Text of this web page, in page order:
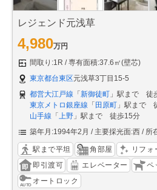
レジェンド元浅草
4,980万円
間取り:1R
専有面積:37.6㎡(壁芯)
東京都台東区元浅草3丁目15-5
都営大江戸線 「 新御徒町 」駅まで 徒
東京メトロ銀座線 「 田原町 」駅まで
山手線 「 上野 」駅まで 徒歩15分
築年月:1994年2月
主要採光面:西 所
駅まで平坦 角部屋
リフォ
即引渡可
エレベーター ペ
オートロック